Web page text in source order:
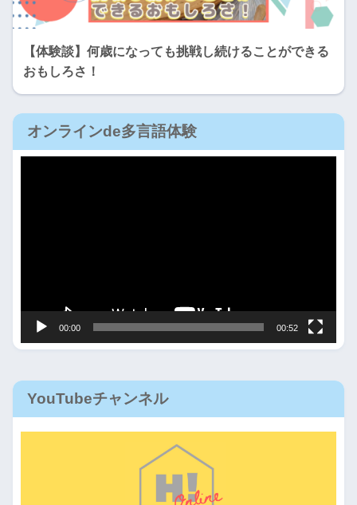
【体験談】何歳になっても挑戦し続けることができる
おもしろさ！
オンラインde多言語体験
00:00 00:52
YouTubeチャンネル